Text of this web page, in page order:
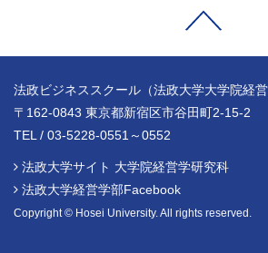
法政ビジネススクール（法政大学大学院経営
〒162-0843 東京都新宿区市谷田町2-15-2
TEL / 03-5228-0551～0552
法政大学サイト 大学院経営学研究科
法政大学経営学部Facebook
Copyright © Hosei University. All rights reserved.